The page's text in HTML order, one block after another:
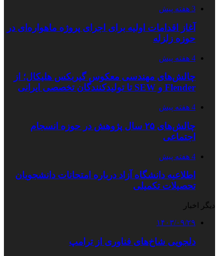
3 هفته پیش
آغاز اقدامات اولیه برای اجرای پروژه ماهواره‌ای در
حوزه زلزله
4 هفته پیش
چالش‌های مهندسی معکوس گیربکس هلیکال؛ از
Flender و SEW تا تولیدکنندگان تخصصی ایرانی
4 هفته پیش
چالش‌های ۲۵ سال پژوهش در حوزه انسجام
اجتماعی
4 هفته پیش
اطلاعیه دانشگاه آزاد درباره امتحانات دانشجویان
تحصیلات تکمیلی
دیگر اخبار
۱۴۰۳/۰۹/۲۹
دلجویی شاخ‌های فناوری از ترامپ